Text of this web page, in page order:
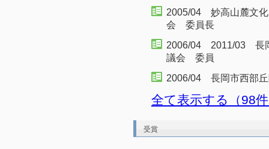
2005/04 妙高山麓文化
会 委員長
2006/04 2011/03 長
議会 委員
2006/04 長岡市西部
全て表示する（98
受賞